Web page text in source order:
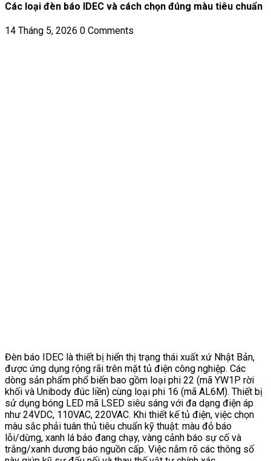
Các loại đèn báo IDEC và cách chọn đúng màu tiêu chuẩn
14 Tháng 5, 2026 0 Comments
Đèn báo IDEC là thiết bị hiển thị trạng thái xuất xứ Nhật Bản,
được ứng dụng rộng rãi trên mặt tủ điện công nghiệp. Các
dòng sản phẩm phổ biến bao gồm loại phi 22 (mã YW1P rời
khối và Unibody đúc liền) cùng loại phi 16 (mã AL6M). Thiết bị
sử dụng bóng LED mã LSED siêu sáng với đa dạng điện áp
như 24VDC, 110VAC, 220VAC. Khi thiết kế tủ điện, việc chọn
màu sắc phải tuân thủ tiêu chuẩn kỹ thuật: màu đỏ báo
lỗi/dừng, xanh lá báo đang chạy, vàng cảnh báo sự cố và
trắng/xanh dương báo nguồn cấp. Việc nắm rõ các thông số